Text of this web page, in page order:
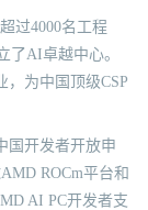
过4000名工程
了AI卓越中心。
，为中国顶级CSP
国开发者开放申
ROCm平台和
AI PC开发者支